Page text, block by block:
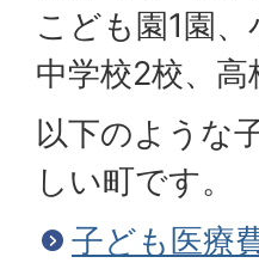
こども園1園、
中学校2校、
以下のような
しい町です。
子ども医療